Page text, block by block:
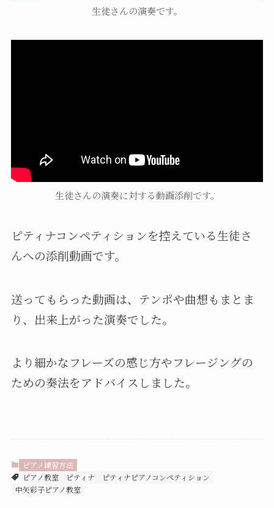
生徒さんの演奏です。
生徒さんの演奏に対する動画添削です。
ピティナコンペティションを控えている生徒さ
んへの添削動画です。
送ってもらった動画は、テンポや曲想もまとま
り、出来上がった演奏でした。
より細かなフレーズの感じ方やフレージングの
ための奏法をアドバイスしました。
ピアノ練習方法
ピアノ教室
ピティナ
ピティナピアノコンペティション
中矢彩子ピアノ教室